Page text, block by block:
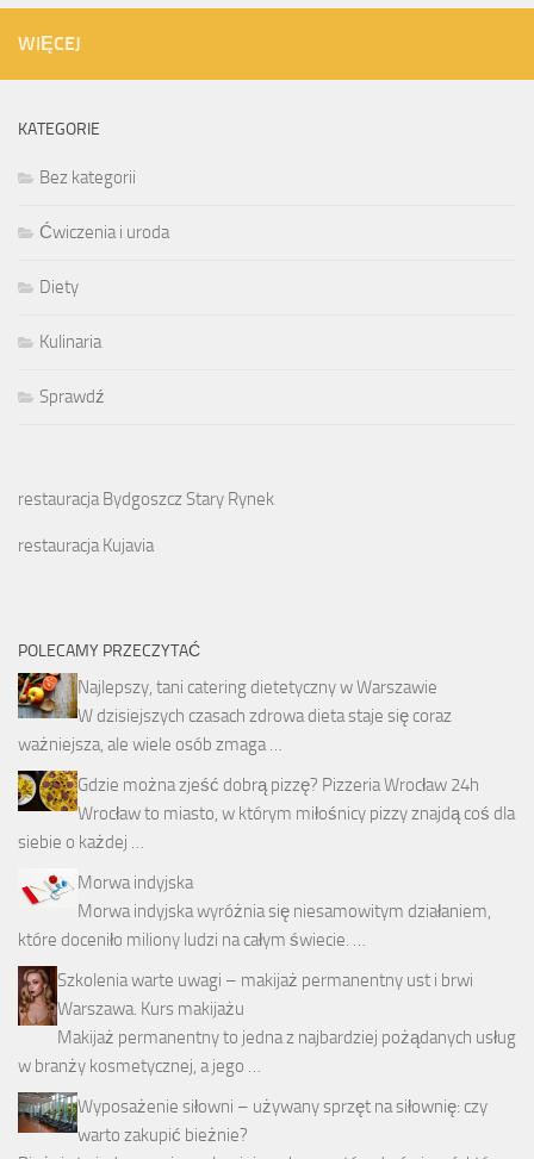
WIĘCEJ
KATEGORIE
Bez kategorii
Ćwiczenia i uroda
Diety
Kulinaria
Sprawdź
restauracja Bydgoszcz Stary Rynek
restauracja Kujavia
POLECAMY PRZECZYTAĆ
Najlepszy, tani catering dietetyczny w Warszawie
W dzisiejszych czasach zdrowa dieta staje się coraz
ważniejsza, ale wiele osób zmaga …
Gdzie można zjeść dobrą pizzę? Pizzeria Wrocław 24h
Wrocław to miasto, w którym miłośnicy pizzy znajdą coś dla
siebie o każdej …
Morwa indyjska
Morwa indyjska wyróżnia się niesamowitym działaniem,
które doceniło miliony ludzi na całym świecie. …
Szkolenia warte uwagi – makijaż permanentny ust i brwi
Warszawa. Kurs makijażu
Makijaż permanentny to jedna z najbardziej pożądanych usług
w branży kosmetycznej, a jego …
Wyposażenie siłowni – używany sprzęt na siłownię: czy
warto zakupić bieżnie?